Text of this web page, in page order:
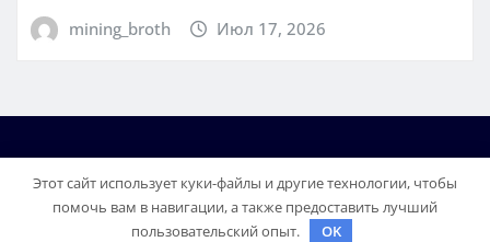
mining_broth Июл 17, 2026
Этот сайт использует куки-файлы и другие технологии, чтобы
помочь вам в навигации, а также предоставить лучший
пользовательский опыт.
OK